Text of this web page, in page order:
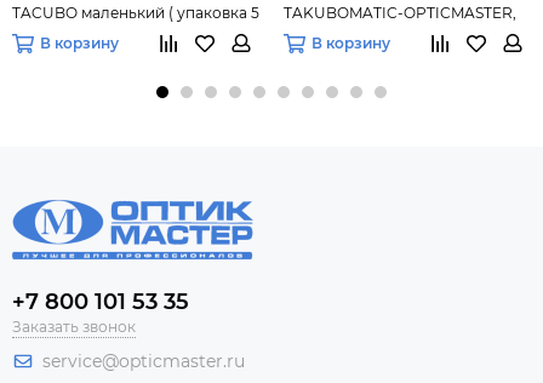
TACUBO маленький ( упаковка 5
шт.) В корзину
TAKUBOMATIC-OPTICMASTER,
18 ммВ корзину
+7 800 101 53 35
Заказать звонок
service@opticmaster.ru